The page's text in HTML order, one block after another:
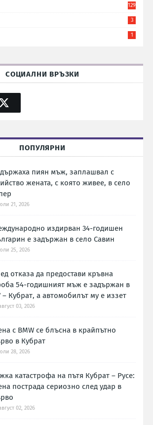
129
3
1
СОЦИАЛНИ ВРЪЗКИ
ПОПУЛЯРНИ
пиян мъж, заплашвал с
жената, с която живее, в село
21, 2026
издирван 34-годишен
е задържан в село Савин
25, 2026
отказа да предостави кръвна
54-годишният мъж е задържан в
– Кубрат, а автомобилът му е иззет
03, 2026
с BMW се блъсна в крайпътно
в Кубрат
28, 2026
катастрофа на пътя Кубрат – Русе:
пострада сериозно след удар в
02, 2026